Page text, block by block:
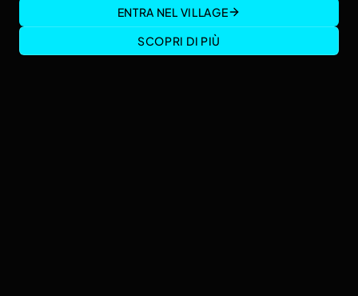
ENTRA NEL VILLAGE
SCOPRI DI PIÙ